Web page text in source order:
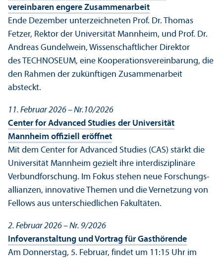
vereinbaren engere Zusammenarbeit
Ende Dezember unter­zeichneten Prof. Dr. Thomas
Fetzer, Rektor der Universität Mannheim, und Prof. Dr.
Andreas Gundelwein, Wissenschaft­licher Direktor
des TECHNOSEUM, eine Kooperations­vereinbarung, die
den Rahmen der zukünftigen Zusammenarbeit
absteckt.
11. Februar 2026 – Nr.10/2026
Center for Advanced Studies der Universität
Mannheim offiziell eröffnet
Mit dem Center for Advanced Studies (CAS) stärkt die
Universität Mannheim gezielt ihre interdisziplinäre
Verbundforschung. Im Fokus stehen neue Forschungs­
allianzen, innovative Themen und die Vernetzung von
Fellows aus unter­schiedlichen Fakultäten.
2. Februar 2026 – Nr. 9/2026
Info­veranstaltung und Vortrag für Gasthörende
Am Donnerstag, 5. Februar, findet um 11:15 Uhr im